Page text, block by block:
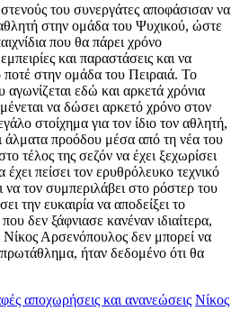
του συνεργάτες αποφάσισαν να
στην ομάδα του Ψυχικού, ώστε
που θα πάρει χρόνο
και παραστάσεις και να
ποτέ στην ομάδα του Πειραιά. Το
αγωνίζεται εδώ και αρκετά χρόνια
να δώσει αρκετό χρόνο στον
στοίχημα για τον ίδιο τον αθλητή,
άλματα προόδου μέσα από τη νέα του
τέλος της σεζόν να έχει ξεχωρίσει
έχει πείσει τον ερυθρόλευκο τεχνικό
να τον συμπεριλάβει στο ρόστερ του
την ευκαιρία να αποδείξει το
δεν ξάφνιασε κανέναν ιδιαίτερα,
Αρσενόπουλος δεν μπορεί να
ήταν δεδομένο ότι θα
αποχωρήσεις και ανανεώσεις Νίκος